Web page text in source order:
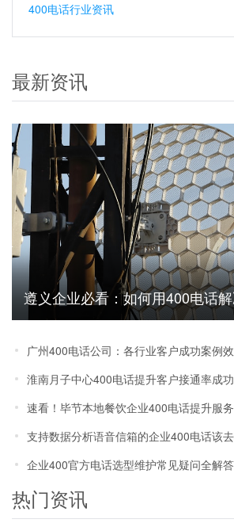
400电话行业资讯
最新资讯
遵义企业必看：如何用400电话
本高问题
广州400电话公司：各行业客户成功案例
淮南月子中心400电话提升客户接通率成
速看！毕节本地餐饮企业400电话提升服
支持数据分析语音信箱的企业400电话该
企业400官方电话选型维护常见疑问全解答
热门资讯